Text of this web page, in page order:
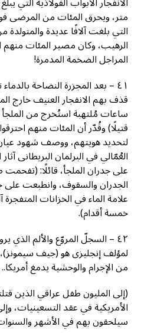
متر، ويحرق المئات من المرضى
التي بلغت آلافًا عديدة والمتولدة
الرهيب، وكان مصير المئات
المراجل الضخمة المدمرة!
قذف بهم الانفجار العنيف خارج
قتيلًا) وقُدّر أن المئات منهم
لتحديد هويتهم، ووصف شهود
العُمّالي في البرلمان البريطانى
على جدران الملجأ، قائلًا:
الجدران والسقوف، وانطبعت على
علامة الماء في الخزانات
خمسة أقدام).
٤٢ – السجلّ المروّع والألم الذي
لمؤلف إنجليزى هو (جيف سيمونز)،
من الإجرام والوحشية يدمغ
(إلى المليون طفل عراقي الذين
الأمريكية في عقد التسعينيات،
سيلحقون بهم في الأشهر